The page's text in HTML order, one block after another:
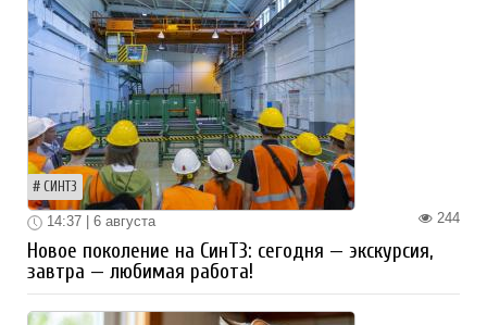
СИНТЗ
244
14:37 | 6 августа
Новое поколение на СинТЗ: сегодня — экскурсия,
завтра — любимая работа!